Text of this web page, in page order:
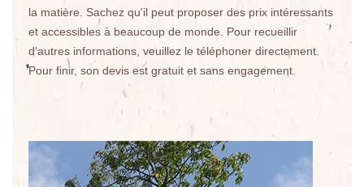
la matière. Sachez qu'il peut proposer des prix intéressants
et accessibles à beaucoup de monde. Pour recueillir
d'autres informations, veuillez le téléphoner directement.
Pour finir, son devis est gratuit et sans engagement.